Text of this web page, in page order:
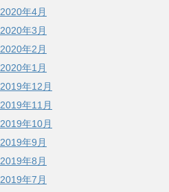
2020年4月
2020年3月
2020年2月
2020年1月
2019年12月
2019年11月
2019年10月
2019年9月
2019年8月
2019年7月